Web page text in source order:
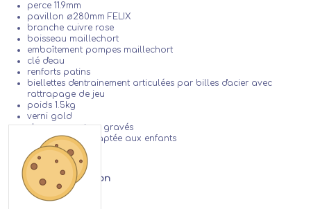
perce 11.9mm
pavillon ø280mm FELIX
branche cuivre rose
boisseau maillechort
emboîtement pompes maillechort
clé d'eau
renforts patins
biellettes d'entrainement articulées par billes d'acier avec
rattrapage de jeu
poids 1.5kg
verni gold
chapeaux rotors gravés
embouchure adaptée aux enfants
Détails de la location